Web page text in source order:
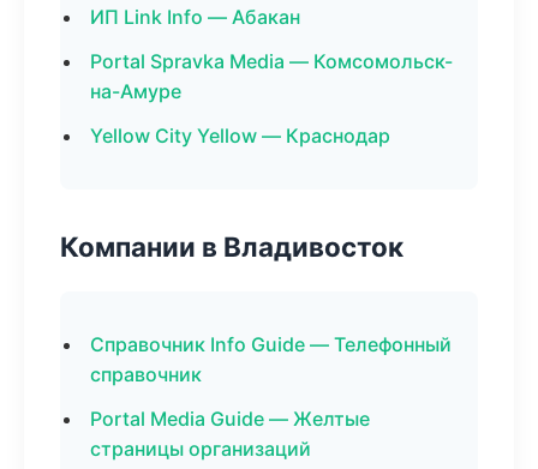
ИП Link Info — Абакан
Portal Spravka Media — Комсомольск-
на-Амуре
Yellow City Yellow — Краснодар
Компании в Владивосток
Справочник Info Guide — Телефонный
справочник
Portal Media Guide — Желтые
страницы организаций